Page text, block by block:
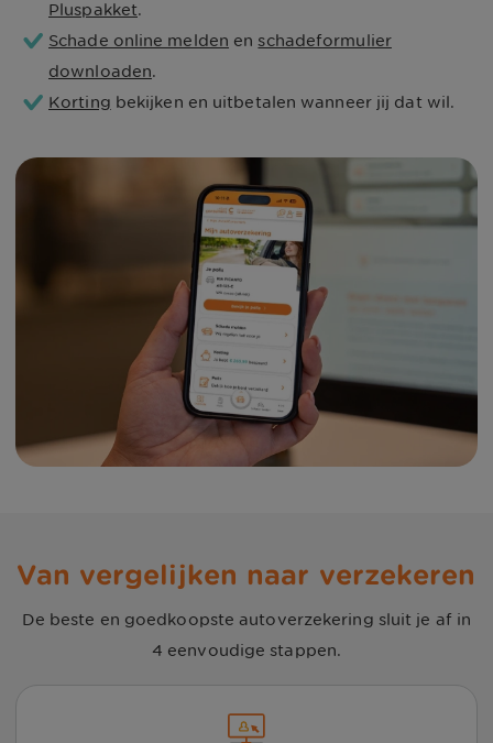
Pluspakket.
Schade online melden enschadeformulier
downloaden.
Korting bekijken en uitbetalen wanneer jij dat wil.
Van vergelijken naar verzekeren
De beste en goedkoopste autoverzekering sluit je af in
4 eenvoudige stappen.